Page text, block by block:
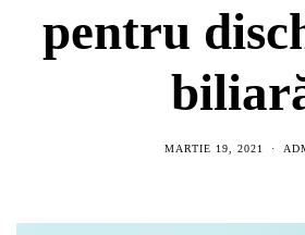
pentru
MARTIE 19, 2021